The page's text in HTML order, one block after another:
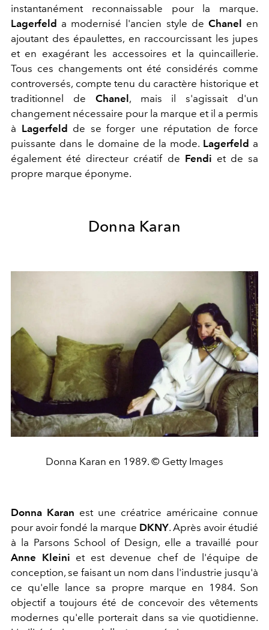
instantanément reconnaissable pour la marque.
Lagerfeld a modernisé l'ancien style de Chanel en
ajoutant des épaulettes, en raccourcissant les jupes
et en exagérant les accessoires et la quincaillerie.
Tous ces changements ont été considérés comme
controversés, compte tenu du caractère historique et
traditionnel de Chanel, mais il s'agissait d'un
changement nécessaire pour la marque et il a permis
à Lagerfeld de se forger une réputation de force
puissante dans le domaine de la mode. Lagerfeld a
également été directeur créatif de Fendi et de sa
propre marque éponyme.
Donna Karan
Donna Karan en 1989. © Getty Images
Donna Karan est une créatrice américaine connue
pour avoir fondé la marque DKNY. Après avoir étudié
à la Parsons School of Design, elle a travaillé pour
Anne Kleini et est devenue chef de l'équipe de
conception, se faisant un nom dans l'industrie jusqu'à
ce qu'elle lance sa propre marque en 1984. Son
objectif a toujours été de concevoir des vêtements
modernes qu'elle porterait dans sa vie quotidienne.